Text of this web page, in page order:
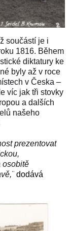
součástí je i
1816. Během
diktatury ke
byly až v roce
v Česka –
víc jak tři stovky
a dalších
našeho
prezentovat
osobitě
dodává